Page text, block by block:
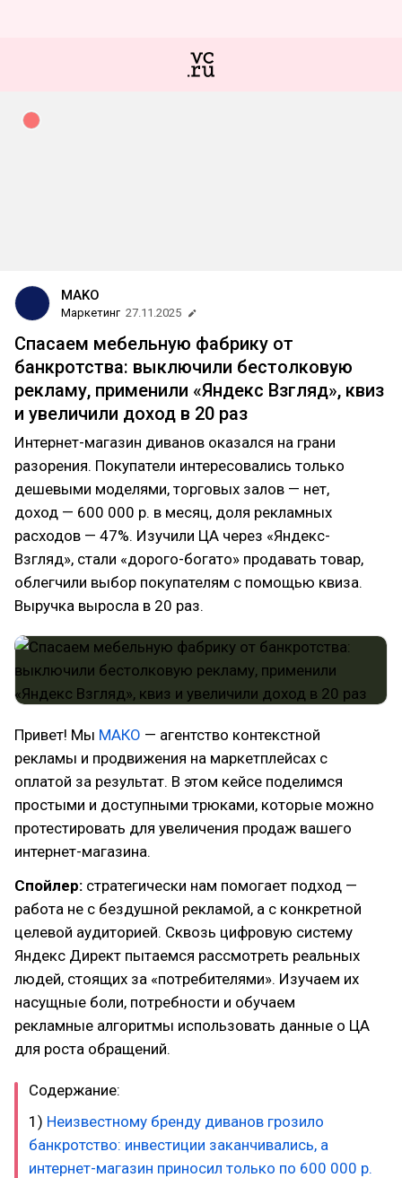
MAKO
Маркетинг 27.11.2025
Спасаем мебельную фабрику от
банкротства: выключили бестолковую
рекламу, применили «Яндекс Взгляд», квиз
и увеличили доход в 20 раз
Интернет-магазин диванов оказался на грани
разорения. Покупатели интересовались только
дешевыми моделями, торговых залов — нет,
доход — 600 000 р. в месяц, доля рекламных
расходов — 47%. Изучили ЦА через «Яндекс-
Взгляд», стали «дорого-богато» продавать товар,
облегчили выбор покупателям с помощью квиза.
Выручка выросла в 20 раз.
Привет! Мы МАКО — агентство контекстной
рекламы и продвижения на маркетплейсах с
оплатой за результат. В этом кейсе поделимся
простыми и доступными трюками, которые можно
протестировать для увеличения продаж вашего
интернет-магазина.
Спойлер: стратегически нам помогает подход —
работа не с бездушной рекламой, а с конкретной
целевой аудиторией. Сквозь цифровую систему
Яндекс Директ пытаемся рассмотреть реальных
людей, стоящих за «потребителями». Изучаем их
насущные боли, потребности и обучаем
рекламные алгоритмы использовать данные о ЦА
для роста обращений.
Содержание:
1) Неизвестному бренду диванов грозило
банкротство: инвестиции заканчивались, а
интернет-магазин приносил только по 600 000 р.